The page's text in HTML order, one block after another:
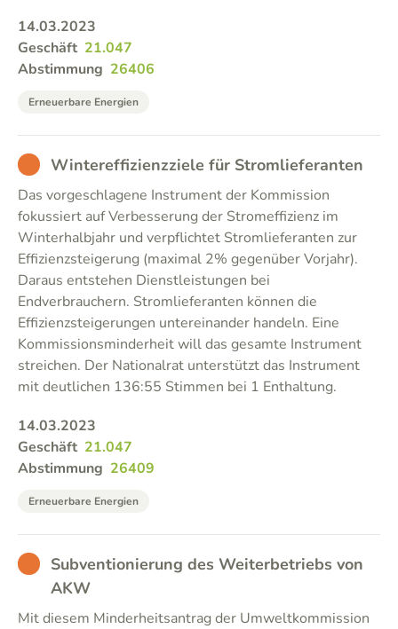
14.03.2023
Geschäft 21.047
Abstimmung 26406
Erneuerbare Energien
BADWintereffizienzziele für Stromlieferanten
Das vorgeschlagene Instrument der Kommission
fokussiert auf Verbesserung der Stromeffizienz im
Winterhalbjahr und verpflichtet Stromlieferanten zur
Effizienzsteigerung (maximal 2% gegenüber Vorjahr).
Daraus entstehen Dienstleistungen bei
Endverbrauchern. Stromlieferanten können die
Effizienzsteigerungen untereinander handeln. Eine
Kommissionsminderheit will das gesamte Instrument
streichen. Der Nationalrat unterstützt das Instrument
mit deutlichen 136:55 Stimmen bei 1 Enthaltung.
14.03.2023
Geschäft 21.047
Abstimmung 26409
Erneuerbare Energien
BAD Subventionierung des Weiterbetriebs von
AKW
Mit diesem Minderheitsantrag der Umweltkommission